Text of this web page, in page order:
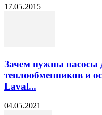
17.05.2015
Зачем нужны
теплообменников и
Laval...
04.05.2021